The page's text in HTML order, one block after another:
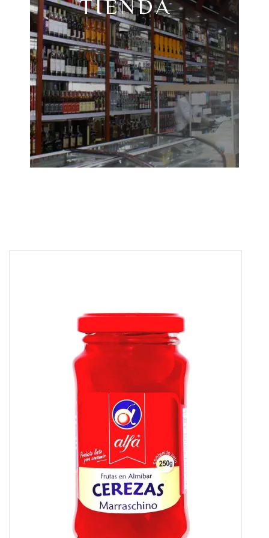
TIENDA